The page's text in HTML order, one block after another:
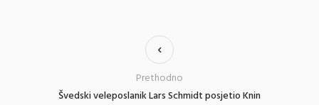
Švedski veleposlanik Lars Schmidt posjetio Knin
Prethodno